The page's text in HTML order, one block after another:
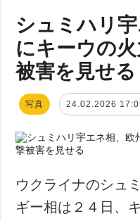
シュミハリ
にキーウの
被害を見せる
写真 24.02.2026
ウクライナのシュ
ギー相は２４日、